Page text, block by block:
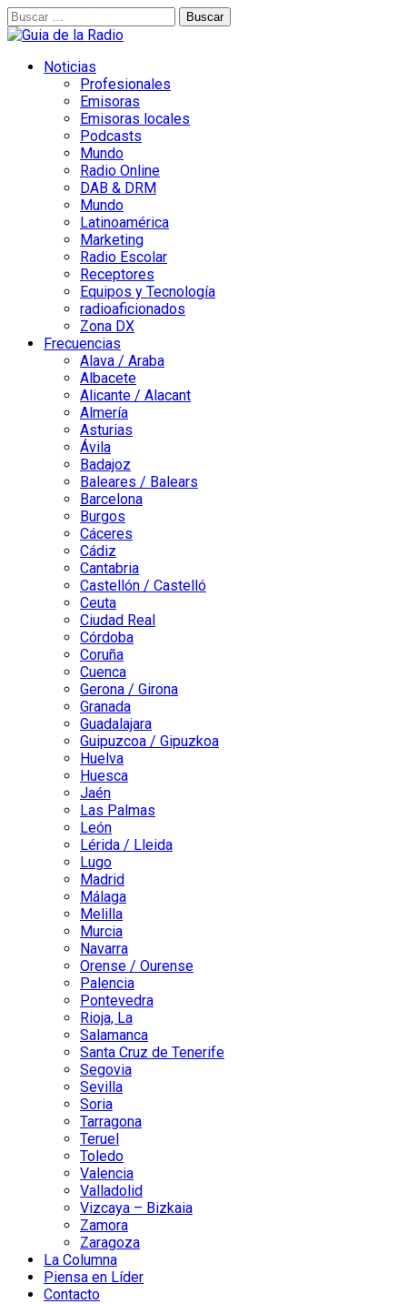
Buscar:
Noticias
Profesionales
Emisoras
Emisoras locales
Podcasts
Mundo
Radio Online
DAB & DRM
Mundo
Latinoamérica
Marketing
Radio Escolar
Receptores
Equipos y Tecnología
radioaficionados
Zona DX
Frecuencias
Alava / Araba
Albacete
Alicante / Alacant
Almería
Asturias
Ávila
Badajoz
Baleares / Balears
Barcelona
Burgos
Cáceres
Cádiz
Cantabria
Castellón / Castelló
Ceuta
Ciudad Real
Córdoba
Coruña
Cuenca
Gerona / Girona
Granada
Guadalajara
Guipuzcoa / Gipuzkoa
Huelva
Huesca
Jaén
Las Palmas
León
Lérida / Lleida
Lugo
Madrid
Málaga
Melilla
Murcia
Navarra
Orense / Ourense
Palencia
Pontevedra
Rioja, La
Salamanca
Santa Cruz de Tenerife
Segovia
Sevilla
Soria
Tarragona
Teruel
Toledo
Valencia
Valladolid
Vizcaya – Bizkaia
Zamora
Zaragoza
La Columna
Piensa en Líder
Contacto